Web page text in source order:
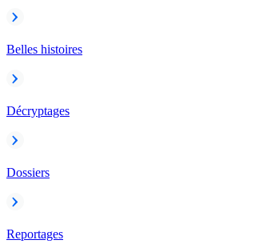
Belles histoires
Décryptages
Dossiers
Reportages